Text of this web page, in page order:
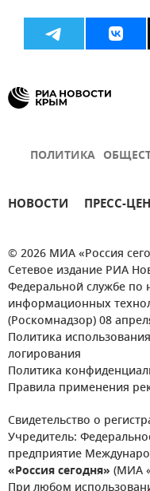
ПОЛИТИКА
НОВОСТИ ПРЕСС-
© 2026 МИА «Россия
Сетевое издание РИА
Федеральной службе по
информационных
(Роскомнадзор) 08
Политика
логирования
Политика
Правила применения
Свидетельство о
Учредитель:
предприятие
«Россия сегодня» (МИА